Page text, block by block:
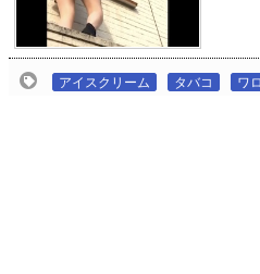
アイスクリーム タバコ ワ